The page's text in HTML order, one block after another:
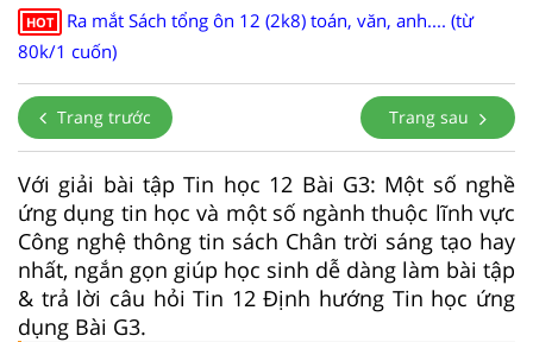
HOT
Ra mắt Sách tổng ôn 12 (2k8) toán, văn, anh.... (từ
80k/1 cuốn)
Trang trước Trang sau
Với giải bài tập Tin học 12 Bài G3: Một số nghề
ứng dụng tin học và một số ngành thuộc lĩnh vực
Công nghệ thông tin sách Chân trời sáng tạo hay
nhất, ngắn gọn giúp học sinh dễ dàng làm bài tập
& trả lời câu hỏi Tin 12 Định hướng Tin học ứng
dụng Bài G3.